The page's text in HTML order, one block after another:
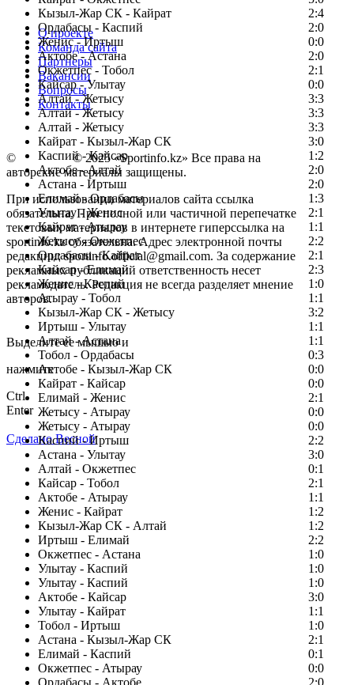
Кызыл-Жар СК - Кайрат
2:4
Ордабасы - Каспий
2:0
Женис - Иртыш
0:0
Актобе - Астана
2:0
Окжетпес - Тобол
2:1
Кайсар - Улытау
0:0
Алтай - Жетысу
3:3
Алтай - Жетысу
3:3
Алтай - Жетысу
3:3
Кайрат - Кызыл-Жар СК
3:0
Каспий - Кайсар
1:2
Актобе - Алтай
2:0
Астана - Иртыш
2:0
Елимай - Ордабасы
1:3
Улытау - Женис
2:1
Кайрат - Атырау
1:1
Жетысу - Окжетпес
2:2
Ордабасы - Кайрат
2:1
Кайсар - Елимай
2:3
Женис - Каспий
1:0
Атырау - Тобол
1:1
Кызыл-Жар СК - Жетысу
3:2
Иртыш - Улытау
1:1
Алтай - Астана
1:1
Тобол - Ордабасы
0:3
Актобе - Кызыл-Жар СК
0:0
Кайрат - Кайсар
0:0
Елимай - Женис
2:1
Жетысу - Атырау
0:0
Жетысу - Атырау
0:0
Каспий - Иртыш
2:2
Астана - Улытау
3:0
Алтай - Окжетпес
0:1
Кайсар - Тобол
2:1
Актобе - Атырау
1:1
Женис - Кайрат
1:2
Кызыл-Жар СК - Алтай
1:2
Иртыш - Елимай
2:2
Окжетпес - Астана
1:0
Улытау - Каспий
1:0
Улытау - Каспий
1:0
Актобе - Кайсар
3:0
Улытау - Кайрат
1:1
Тобол - Иртыш
1:0
Астана - Кызыл-Жар СК
2:1
Елимай - Каспий
0:1
Окжетпес - Атырау
0:0
О проекте
Команда сайта
Партнеры
Вакансии
Вопросы
Контакты
© Copyright© 2025 «Sportinfo.kz» Все права на
авторские материалы защищены.
При использовании материалов сайта ссылка
обязательна. При полной или частичной перепечатке
текстовых материалов в интернете гиперссылка на
sportinfo.kz обязательна. Адрес электронной почты
редакции: sportinfo.official@gmail.com. За содержание
рекламных публикаций ответственность несет
рекламодатель. Редакция не всегда разделяет мнение
авторов.
Заметили ошибку в тексте?
Выделите ее мышью и
нажмите
Ctrl
Enter
Сделано Весной